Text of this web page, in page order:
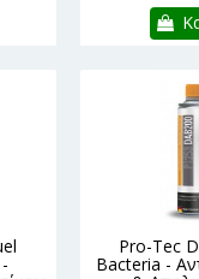
Pro-Tec
Bacteria -